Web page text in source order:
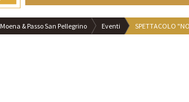
Moena & Passo San Pellegrino Eventi SPETTACOLO